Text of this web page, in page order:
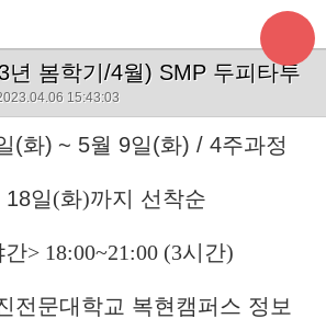
년 봄학기/4월) SMP 두피타투
15:43:03
(화) ~ 5월 9일(화) / 4주과정
18일(화)까지 선착순
간> 18:00~21:00 (3시간)
전문대학교 복현캠퍼스 정보